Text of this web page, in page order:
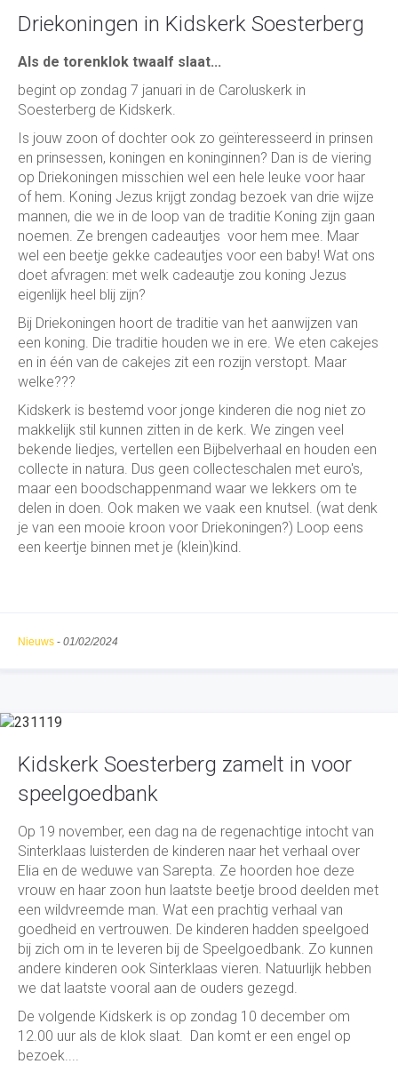
Driekoningen in Kidskerk Soesterberg
Als de torenklok twaalf slaat...
begint op zondag 7 januari in de Caroluskerk in
Soesterberg de Kidskerk.
Is jouw zoon of dochter ook zo geïnteresseerd in prinsen
en prinsessen, koningen en koninginnen? Dan is de viering
op Driekoningen misschien wel een hele leuke voor haar
of hem. Koning Jezus krijgt zondag bezoek van drie wijze
mannen, die we in de loop van de traditie Koning zijn gaan
noemen. Ze brengen cadeautjes voor hem mee. Maar
wel een beetje gekke cadeautjes voor een baby! Wat ons
doet afvragen: met welk cadeautje zou koning Jezus
eigenlijk heel blij zijn?
Bij Driekoningen hoort de traditie van het aanwijzen van
een koning. Die traditie houden we in ere. We eten cakejes
en in één van de cakejes zit een rozijn verstopt. Maar
welke???
Kidskerk is bestemd voor jonge kinderen die nog niet zo
makkelijk stil kunnen zitten in de kerk. We zingen veel
bekende liedjes, vertellen een Bijbelverhaal en houden een
collecte in natura. Dus geen collecteschalen met euro's,
maar een boodschappenmand waar we lekkers om te
delen in doen. Ook maken we vaak een knutsel. (wat denk
je van een mooie kroon voor Driekoningen?) Loop eens
een keertje binnen met je (klein)kind.
Nieuws - 01/02/2024
Kidskerk Soesterberg zamelt in voor
speelgoedbank
Op 19 november, een dag na de regenachtige intocht van
Sinterklaas luisterden de kinderen naar het verhaal over
Elia en de weduwe van Sarepta. Ze hoorden hoe deze
vrouw en haar zoon hun laatste beetje brood deelden met
een wildvreemde man. Wat een prachtig verhaal van
goedheid en vertrouwen. De kinderen hadden speelgoed
bij zich om in te leveren bij de Speelgoedbank. Zo kunnen
andere kinderen ook Sinterklaas vieren. Natuurlijk hebben
we dat laatste vooral aan de ouders gezegd.
De volgende Kidskerk is op zondag 10 december om
12.00 uur als de klok slaat. Dan komt er een engel op
bezoek....